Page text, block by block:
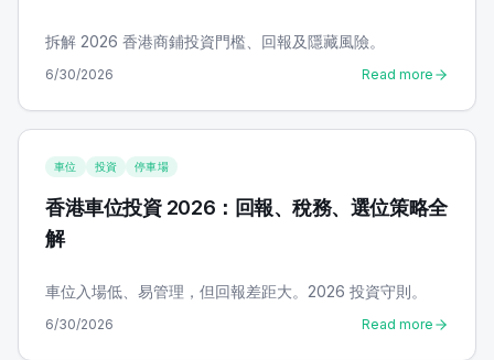
拆解 2026 香港商鋪投資門檻、回報及隱藏風險。
6/30/2026 Read more
車位 投資 停車場
香港車位投資 2026：回報、稅務、選位策略全
解
車位入場低、易管理，但回報差距大。2026 投資守則。
6/30/2026 Read more